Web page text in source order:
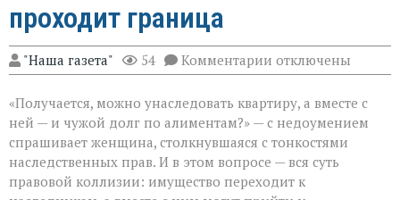
проходит граница
"Наша газета" 54 Комментарии к
записи
и
наследство:
проходит
граница
отключены
«Получается, можно унаследовать квартиру, а вместе с
ней — и чужой долг по алиментам?» — с недоумением
спрашивает женщина, столкнувшаяся с тонкостями
наследственных прав. И в этом вопросе — вся суть
правовой коллизии: имущество переходит к